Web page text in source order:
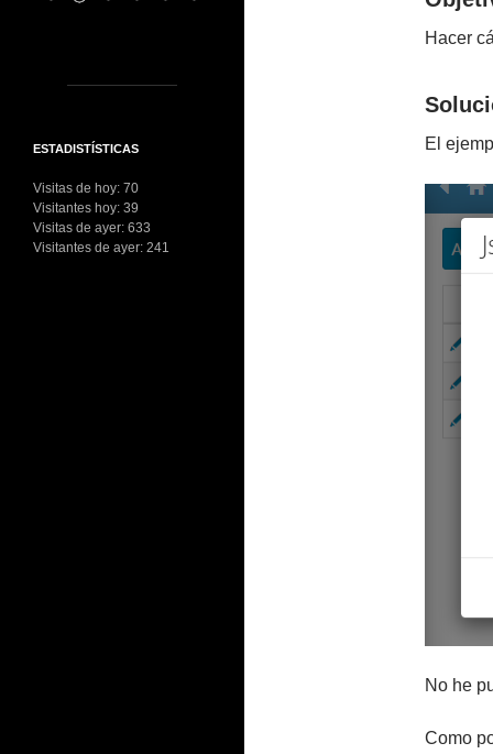
Hacer
El
No he
Como
ESTADISTÍSTICAS
Visitas de hoy: 70
Visitantes hoy: 39
Visitas de ayer: 633
Visitantes de ayer: 241